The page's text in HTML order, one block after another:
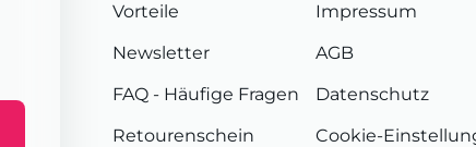
Vorteile
Newsletter
FAQ - Häufige Fragen
Retourenschein
Impressum
AGB
Datenschutz
Cookie-